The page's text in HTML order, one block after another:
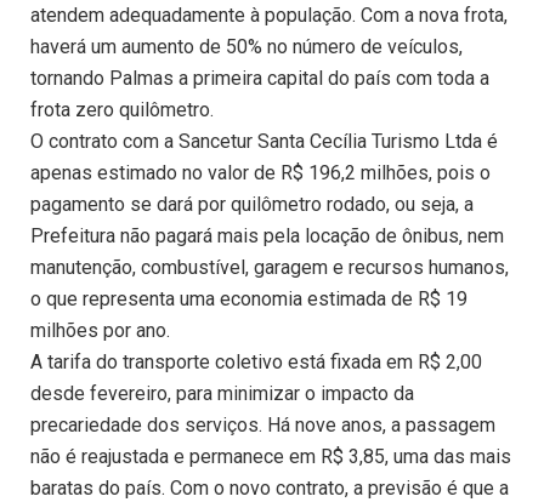
atendem adequadamente à população. Com a nova frota,
haverá um aumento de 50% no número de veículos,
tornando Palmas a primeira capital do país com toda a
frota zero quilômetro.
O contrato com a Sancetur Santa Cecília Turismo Ltda é
apenas estimado no valor de R$ 196,2 milhões, pois o
pagamento se dará por quilômetro rodado, ou seja, a
Prefeitura não pagará mais pela locação de ônibus, nem
manutenção, combustível, garagem e recursos humanos,
o que representa uma economia estimada de R$ 19
milhões por ano.
A tarifa do transporte coletivo está fixada em R$ 2,00
desde fevereiro, para minimizar o impacto da
precariedade dos serviços. Há nove anos, a passagem
não é reajustada e permanece em R$ 3,85, uma das mais
baratas do país. Com o novo contrato, a previsão é que a